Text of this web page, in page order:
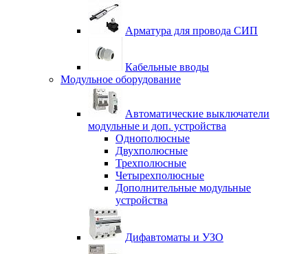
Арматура для провода СИП
Кабельные вводы
Модульное оборудование
Автоматические выключатели
модульные и доп. устройства
Однополюсные
Двухполюсные
Трехполюсные
Четырехполюсные
Дополнительные модульные
устройства
Дифавтоматы и УЗО